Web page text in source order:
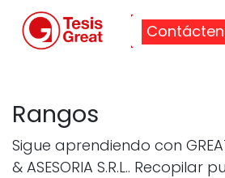
Rangos
Sigue aprendiendo con
& ASESORIA S.R.L.. Recopilar